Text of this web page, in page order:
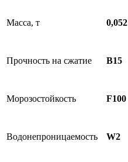
Масса, т 0,052
Прочность на сжатие B15
Морозостойкость F100
Водонепроницаемость W2